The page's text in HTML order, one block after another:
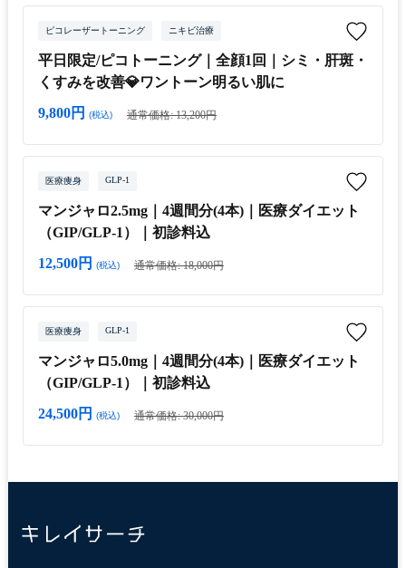
ピコレーザートーニング ニキビ治療
平日限定/ピコトーニング｜全顔1回｜シミ・肝斑・
くすみを改善💎ワントーン明るい肌に
9,800円 (税込) 通常価格: 13,200円
医療痩身 GLP-1
マンジャロ2.5mg｜4週間分(4本)｜医療ダイエット
（GIP/GLP-1）｜初診料込
12,500円 (税込) 通常価格: 18,000円
医療痩身 GLP-1
マンジャロ5.0mg｜4週間分(4本)｜医療ダイエット
（GIP/GLP-1）｜初診料込
24,500円 (税込) 通常価格: 30,000円